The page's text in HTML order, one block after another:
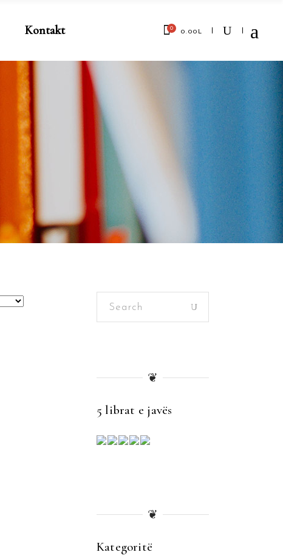
Kontakt 0 0.00 L
No products in the cart.
Search
❦
5 librat e javës
❦
Kategoritë